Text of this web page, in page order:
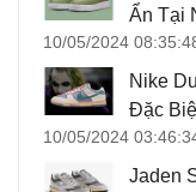
Ẩn Tại
10/05/2024
Nike
Đặc
10/05/2024
Jaden